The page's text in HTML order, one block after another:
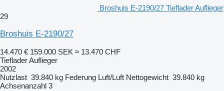
Broshuis E-2190/27 Tieflader Auflieger
29
Broshuis E-2190/27
14.470 € 159.000 SEK ≈ 13.470 CHF
Tieflader Auflieger
2002
Nutzlast 39.840 kg Federung Luft/Luft Nettogewicht 39.840 kg
Achsenanzahl 3